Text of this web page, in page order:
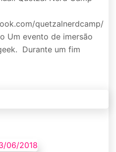
quetzalnerdcamp/
Um evento de imersão
Durante um fim